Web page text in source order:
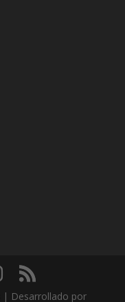
| Desarrollado por